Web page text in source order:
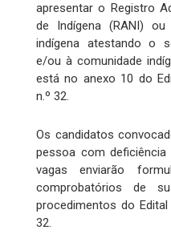
apresentar o Registro
de Indígena (RANI)
indígena atestando o
e/ou à comunidade
está no anexo 10 do
n.º 32.
Os candidatos
pessoa com
vagas enviarão
comprobatórios de
procedimentos do Edital
32.